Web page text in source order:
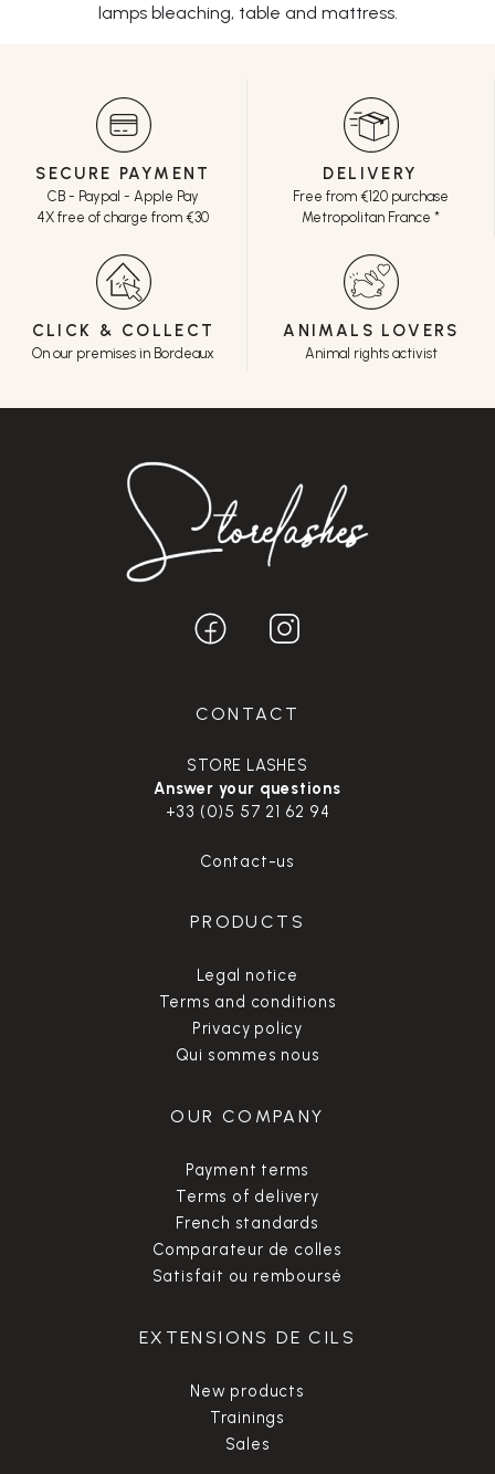
lamps bleaching, table and mattress.
SECURE PAYMENT
CB - Paypal - Apple Pay
4X free of charge from €30
DELIVERY
Free from €120 purchase
Metropolitan France *
CLICK & COLLECT
On our premises in Bordeaux
ANIMALS LOVERS
Animal rights activist
CONTACT
STORE LASHES
Answer your questions
+33 (0)5 57 21 62 94
Contact-us
PRODUCTS
Legal notice
Terms and conditions
Privacy policy
Qui sommes nous
OUR COMPANY
Payment terms
Terms of delivery
French standards
Comparateur de colles
Satisfait ou remboursé
EXTENSIONS DE CILS
New products
Trainings
Sales